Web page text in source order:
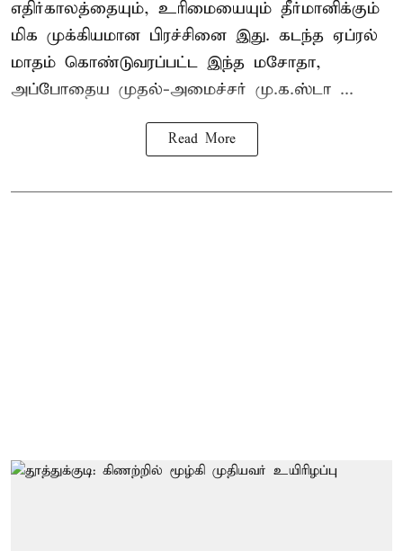
எதிர்காலத்தையும், உரிமையையும் தீர்மானிக்கும்
மிக முக்கியமான பிரச்சினை இது. கடந்த ஏப்ரல்
மாதம் கொண்டுவரப்பட்ட இந்த மசோதா,
அப்போதைய முதல்-அமைச்சர் மு.க.ஸ்டா ...
Read More